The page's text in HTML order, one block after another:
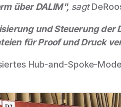
über DALIM", sagt
und Steuerung
für Proof und Druck
Hub-and-Spoke-